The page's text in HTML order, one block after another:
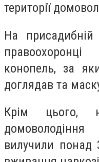
території
На присадибній
конопель, за
доглядав та
Крім цього,
домоволодіння
вилучили понад